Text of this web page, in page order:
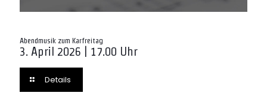
Abendmusik zum Karfreitag
3. April 2026 | 17.00 Uhr
Details